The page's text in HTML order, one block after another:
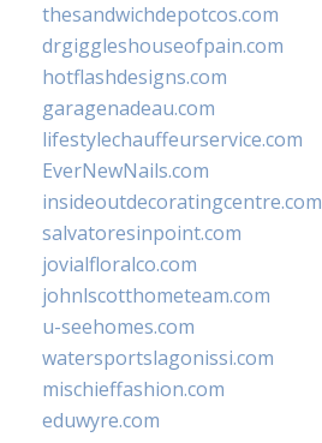
thesandwichdepotcos.com
drgiggleshouseofpain.com
hotflashdesigns.com
garagenadeau.com
lifestylechauffeurservice.com
EverNewNails.com
insideoutdecoratingcentre.com
salvatoresinpoint.com
jovialfloralco.com
johnlscotthometeam.com
u-seehomes.com
watersportslagonissi.com
mischieffashion.com
eduwyre.com